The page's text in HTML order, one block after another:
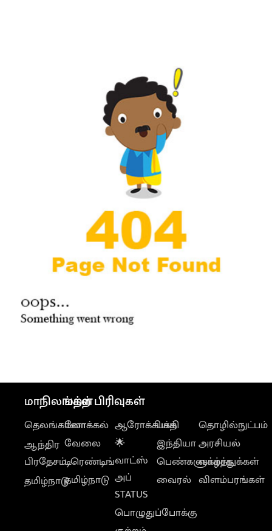
மாநிலங்கள்
தெலங்கானா
ஆந்திர
பிரதேசம்
தமிழ்நாடு
மற்ற பிரிவுகள்
லோக்கல்
வேலை
டிரெண்டிங்
தமிழ்நாடு
ஆரோக்கியம்
🌟
வாட்ஸ்
அப்
STATUS
பொழுதுப்போக்கு
பக்தி
இந்தியா
பெண்களுக்காக
வைரல்
தொழில்நுட்பம்
அரசியல்
வாழ்த்துக்கள்
விளம்பரங்கள்